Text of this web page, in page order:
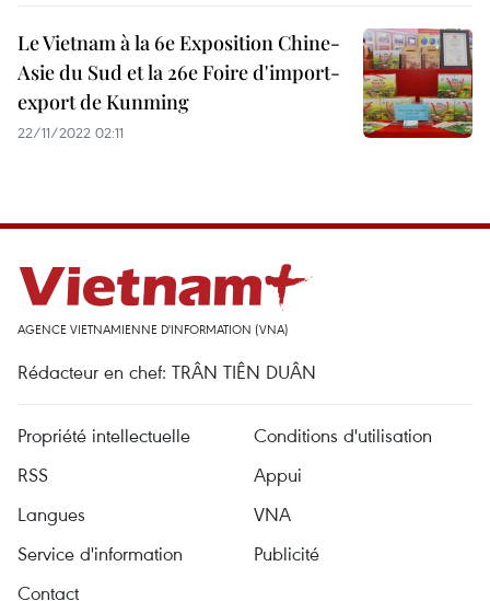
Le Vietnam à la 6e Exposition Chine-
Asie du Sud et la 26e Foire d'import-
export de Kunming
22/11/2022 02:11
AGENCE VIETNAMIENNE D'INFORMATION (VNA)
Rédacteur en chef: TRÂN TIÊN DUÂN
Propriété intellectuelle
Conditions d'utilisation
RSS
Appui
Langues
VNA
Service d'information
Publicité
Contact